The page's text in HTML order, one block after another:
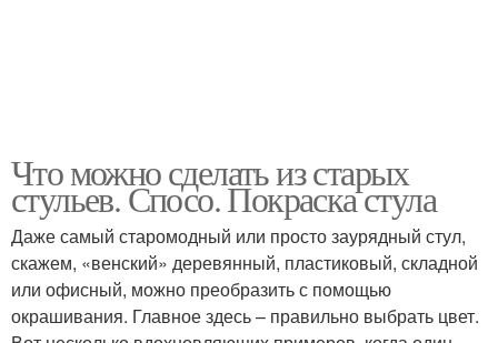
Что можно сделать из старых
стульев. Спосо. Покраска стула
Даже самый старомодный или просто заурядный стул,
скажем, «венский» деревянный, пластиковый, складной
или офисный, можно преобразить с помощью
окрашивания. Главное здесь – правильно выбрать цвет.